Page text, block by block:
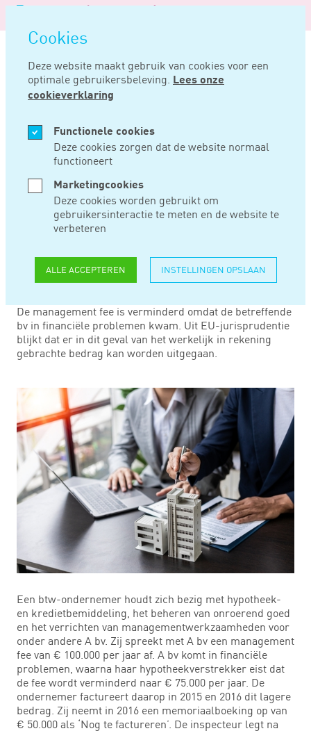
overslaan
Cookies
Deze website maakt gebruik van cookies voor een
optimale gebruikersbeleving. Lees onze
cookieverklaring
Functionele cookies
Deze cookies zorgen dat de website normaal
functioneert
Marketingcookies
Deze cookies worden gebruikt om
gebruikersinteractie te meten en de website te
verbeteren
ALLE ACCEPTEREN INSTELLINGEN OPSLAAN
Logo
Noord
Negentig
Home Nieuws
JAN 22, 2024
BTW-NAHEFFING
OVER MANAGEMENT
FEE ALSNOG
VERMINDERD
De management fee is verminderd omdat de betreffende
bv in financiële problemen kwam. Uit EU-jurisprudentie
blijkt dat er in dit geval van het werkelijk in rekening
gebrachte bedrag kan worden uitgegaan.
Een btw-ondernemer houdt zich bezig met hypotheek-
en kredietbemiddeling, het beheren van onroerend goed
en het verrichten van managementwerkzaamheden voor
onder andere A bv. Zij spreekt met A bv een management
fee van € 100.000 per jaar af. A bv komt in financiële
problemen, waarna haar hypotheekverstrekker eist dat
de fee wordt verminderd naar € 75.000 per jaar. De
ondernemer factureert daarop in 2015 en 2016 dit lagere
bedrag. Zij neemt in 2016 een memoriaalboeking op van
€ 50.000 als ‘Nog te factureren’. De inspecteur legt na